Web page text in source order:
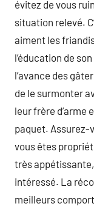
évitez de vous
situation relevé.
aiment les
l’éducation de
l’avance des
de le surmonter
leur frère d’arme
paquet. Assurez-
vous êtes
très
intéressé. La
meilleurs